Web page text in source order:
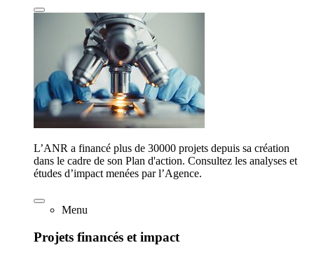
L’ANR a financé plus de 30000 projets depuis sa création
dans le cadre de son Plan d'action. Consultez les analyses et
études d’impact menées par l’Agence.
Menu
Projets financés et impact